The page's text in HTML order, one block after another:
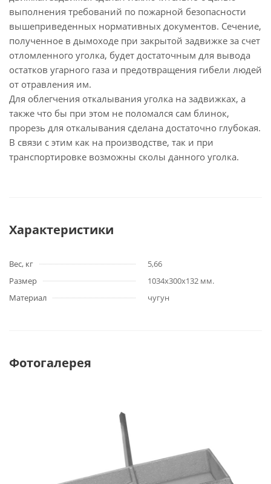
выполнения требований по пожарной безопасности
вышеприведенных нормативных документов. Сечение,
полученное в дымоходе при закрытой задвижке за счет
отломленного уголка, будет достаточным для вывода
остатков угарного газа и предотвращения гибели людей
от отравления им.
Для облегчения откалывания уголка на задвижках, а
также что бы при этом не поломался сам блинок,
прорезь для откалывания сделана достаточно глубокая.
В связи с этим как на производстве, так и при
транспортировке возможны сколы данного уголка.
Характеристики
Вес, кг
5,66
Размер
1034х300х132 мм.
Материал
чугун
Фотогалерея